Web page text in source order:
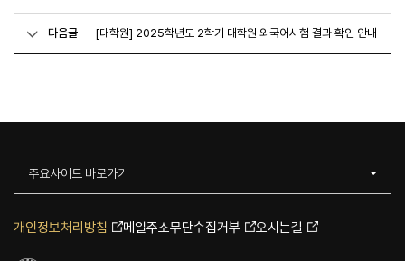
다음글 [대학원] 2025학년도 2학기 대학원 외국어시험 결과 확인 안내
개인정보처리방침 메일주소무단수집거부 오시는길
주요사이트 바로가기